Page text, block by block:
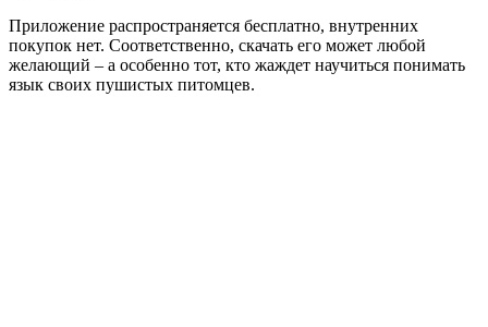
Приложение распространяется бесплатно, внутренних
покупок нет. Соответственно, скачать его может любой
желающий – а особенно тот, кто жаждет научиться понимать
язык своих пушистых питомцев.